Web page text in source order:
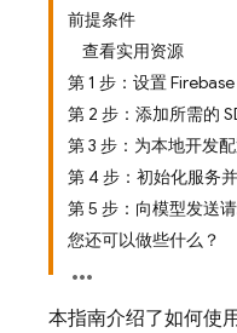
前提条件
查看实用资源
第 1 步：设置
第 2 步：添加所需的
第 3 步：为本地开发
第 4 步：初始化服务
第 5 步：向模型发送
您还可以做些什么？
本指南介绍了如何使